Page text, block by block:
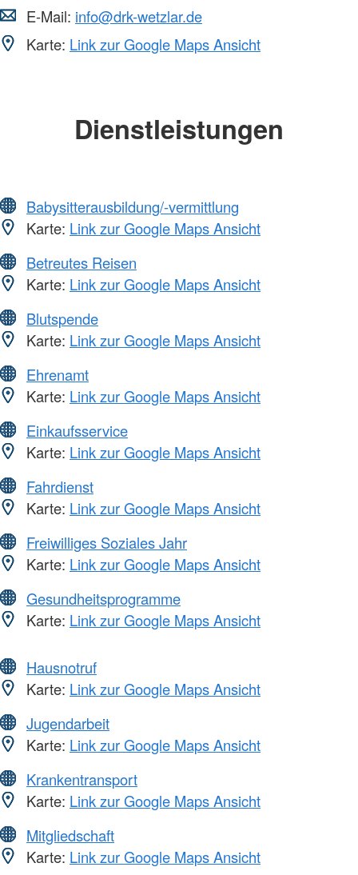
E-Mail: info@drk-wetzlar.de
Karte: Link zur Google Maps Ansicht
Dienstleistungen
Babysitterausbildung/-vermittlung
Karte: Link zur Google Maps Ansicht
Betreutes Reisen
Karte: Link zur Google Maps Ansicht
Blutspende
Karte: Link zur Google Maps Ansicht
Ehrenamt
Karte: Link zur Google Maps Ansicht
Einkaufsservice
Karte: Link zur Google Maps Ansicht
Fahrdienst
Karte: Link zur Google Maps Ansicht
Freiwilliges Soziales Jahr
Karte: Link zur Google Maps Ansicht
Gesundheitsprogramme
Karte: Link zur Google Maps Ansicht
Hausnotruf
Karte: Link zur Google Maps Ansicht
Jugendarbeit
Karte: Link zur Google Maps Ansicht
Krankentransport
Karte: Link zur Google Maps Ansicht
Mitgliedschaft
Karte: Link zur Google Maps Ansicht